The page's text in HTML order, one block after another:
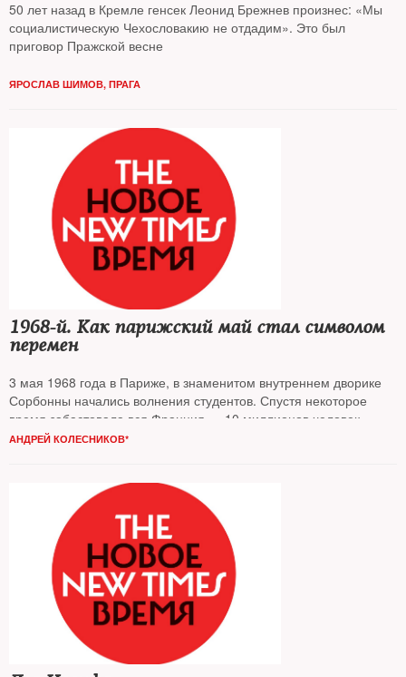
50 лет назад в Кремле генсек Леонид Брежнев произнес: «Мы
социалистическую Чехословакию не отдадим». Это был
приговор Пражской весне
ЯРОСЛАВ ШИМОВ, ПРАГА
1968-й. Как парижский май стал символом
перемен
3 мая 1968 года в Париже, в знаменитом внутреннем дворике
Сорбонны начались волнения студентов. Спустя некоторое
время забастовала вся Франция — 10 миллионов человек
АНДРЕЙ КОЛЕСНИКОВ*